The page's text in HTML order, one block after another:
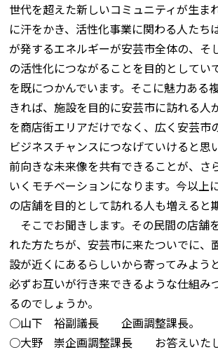
世代を超えた新しいコミュニティが生ま
に汗をかき、活性化事業に関わる人たち
が発するエネルギーが安芸市全体の、そ
の活性化につながることを目的としてい
を既につかんでいます。そこに魅力ある
きれば、施設を目的に安芸市に訪れる人
を商店街エリアだけでなく、広く安芸市
ビジネスチャンスにつなげていけると思
前向きな未来像を共有できることが、さ
いくモチベーションになります。今以上
の店舗を目的として訪れる人も増えると
そこでお聞きします。その民間の店舗
れた方たちが、安芸市に来たついでに、
設が近くにあるらしいから寄ってみよう
必ずお互いが行き来できるような仕組み
るのでしょうか。
○山下 裕副議長 企画調整課長。
○大野 崇企画調整課長 お答えいたし